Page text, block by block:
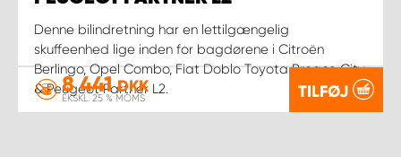
Denne bilindretning har en lettilgængelig
skuffeenhed lige inden for bagdørene i Citroën
Berlingo, Opel Combo, Fiat Doblo Toyota Proace City
& Peugeot Partner L2.
8 441DKK
EKSKL. 25 % MOMS TILFØJ